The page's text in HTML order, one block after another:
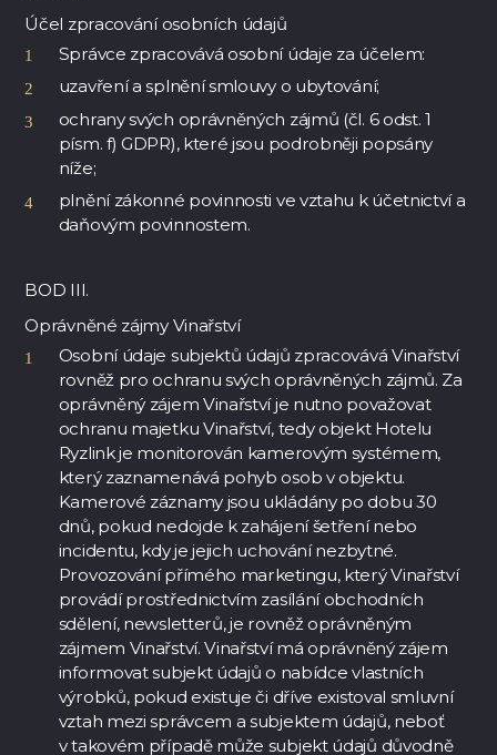
Účel zpracování osobních údajů
Správce zpracovává osobní údaje za účelem:
uzavření a splnění smlouvy o ubytování;
ochrany svých oprávněných zájmů (čl. 6 odst. 1
písm. f) GDPR), které jsou podrobněji popsány
níže;
plnění zákonné povinnosti ve vztahu k účetnictví a
daňovým povinnostem.
BOD III.
Oprávněné zájmy Vinařství
Osobní údaje subjektů údajů zpracovává Vinařství
rovněž pro ochranu svých oprávněných zájmů. Za
oprávněný zájem Vinařství je nutno považovat
ochranu majetku Vinařství, tedy objekt Hotelu
Ryzlink je monitorován kamerovým systémem,
který zaznamenává pohyb osob v objektu.
Kamerové záznamy jsou ukládány po dobu 30
dnů, pokud nedojde k zahájení šetření nebo
incidentu, kdy je jejich uchování nezbytné.
Provozování přímého marketingu, který Vinařství
provádí prostřednictvím zasílání obchodních
sdělení, newsletterů, je rovněž oprávněným
zájmem Vinařství. Vinařství má oprávněný zájem
informovat subjekt údajů o nabídce vlastních
výrobků, pokud existuje či dříve existoval smluvní
vztah mezi správcem a subjektem údajů, neboť
v takovém případě může subjekt údajů důvodně